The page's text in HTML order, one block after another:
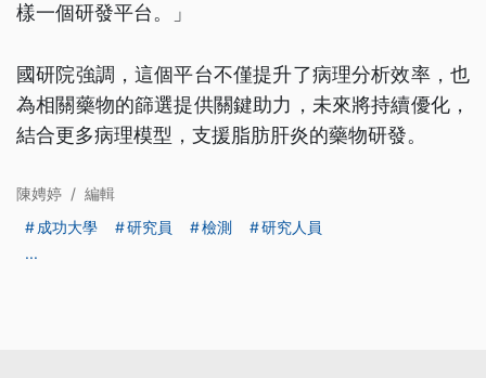
樣一個研發平台。」
國研院強調，這個平台不僅提升了病理分析效率，也
為相關藥物的篩選提供關鍵助力，未來將持續優化，
結合更多病理模型，支援脂肪肝炎的藥物研發。
陳娉婷 / 編輯
成功大學
研究員 檢測
研究人員
...